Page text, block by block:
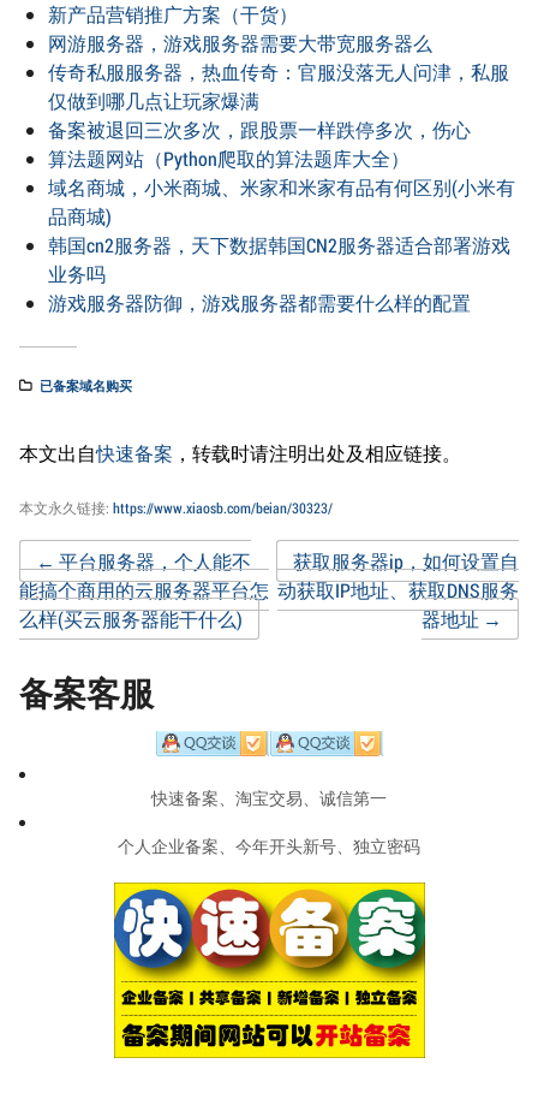
新产品营销推广方案（干货）
网游服务器，游戏服务器需要大带宽服务器么
传奇私服服务器，热血传奇：官服没落无人问津，私服
仅做到哪几点让玩家爆满
备案被退回三次多次，跟股票一样跌停多次，伤心
算法题网站（Python爬取的算法题库大全）
域名商城，小米商城、米家和米家有品有何区别(小米有
品商城)
韩国cn2服务器，天下数据韩国CN2服务器适合部署游戏
业务吗
游戏服务器防御，游戏服务器都需要什么样的配置
已备案域名购买
本文出自快速备案 ，转载时请注明出处及相应链接。
本文永久链接: https://www.xiaosb.com/beian/30323/
Post
navigation
← 平台服务器，个人能不
能搞个商用的云服务器平台怎
么样(买云服务器能干什么)
获取服务器ip，如何设置自
动获取IP地址、获取DNS服务
器地址→
备案客服
快速备案、淘宝交易、诚信第一
个人企业备案、今年开头新号、独立密码